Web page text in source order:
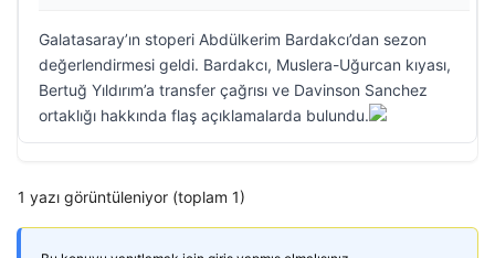
Galatasaray’ın stoperi Abdülkerim Bardakcı’dan sezon
değerlendirmesi geldi. Bardakcı, Muslera-Uğurcan kıyası,
Bertuğ Yıldırım’a transfer çağrısı ve Davinson Sanchez
ortaklığı hakkında flaş açıklamalarda bulundu.
1 yazı görüntüleniyor (toplam 1)